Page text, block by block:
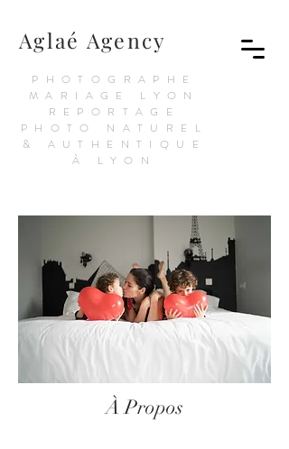
Aglaé Agency
PHOTOGRAPHE
MARIAGE LYON
REPORTAGE
PHOTO NATUREL
& AUTHENTIQUE
À LYON
À Propos